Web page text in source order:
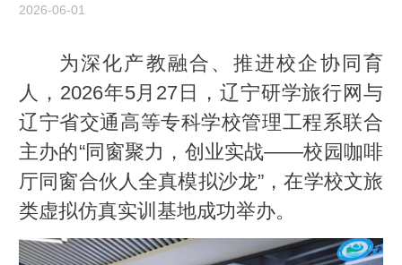
2026-06-01
为深化产教融合、推进校企协同育
人，2026年5月27日，辽宁研学旅行网与
辽宁省交通高等专科学校管理工程系联合
主办的“同窗聚力，创业实战——校园咖啡
厅同窗合伙人全真模拟沙龙”，在学校文旅
类虚拟仿真实训基地成功举办。